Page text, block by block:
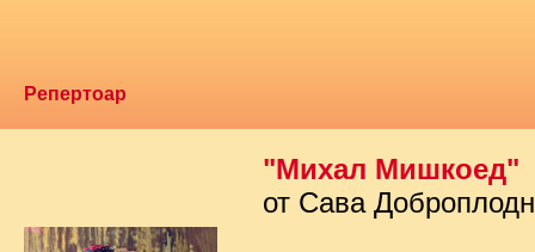
Репертоар
"Михал Мишкоед"
от Сава